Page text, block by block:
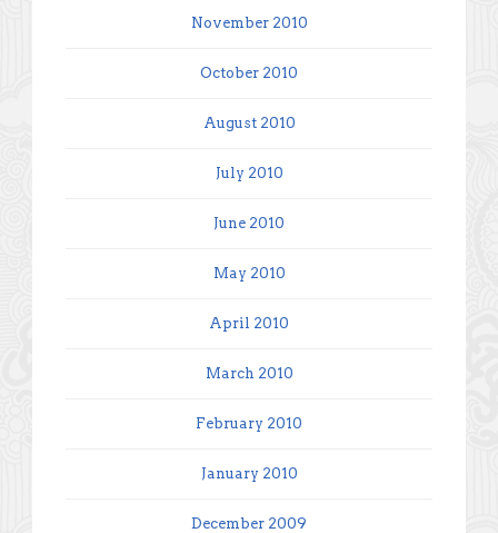
November 2010
October 2010
August 2010
July 2010
June 2010
May 2010
April 2010
March 2010
February 2010
January 2010
December 2009